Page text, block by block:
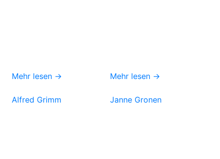
Mehr lesen → Mehr lesen →
Alfred Grimm Janne Gronen